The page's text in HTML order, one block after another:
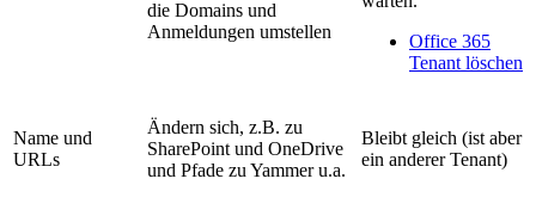
die Domains und
Anmeldungen umstellen
Office 365
Tenant löschen
Name und
URLs
Ändern sich, z.B. zu
SharePoint und OneDrive
und Pfade zu Yammer u.a.
Bleibt gleich (ist aber
ein anderer Tenant)